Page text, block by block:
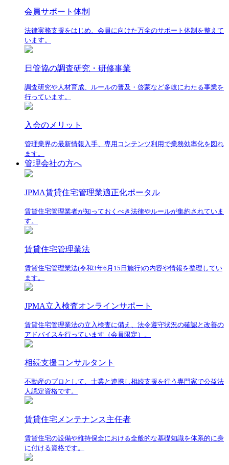
会員サポート体制
法律実務支援をはじめ、会員に向けた万全のサポート体制を整えて
います。
日管協の調査研究・研修事業
調査研究や人材育成、ルールの普及・啓蒙など多岐にわたる事業を
行っています。
入会のメリット
管理業界の最新情報入手、専用コンテンツ利用で業務効率化を図れ
ます。
管理会社の方へ
JPMA賃貸住宅管理業適正化ポータル
賃貸住宅管理業者が知っておくべき法律やルールが集約されていま
す。
賃貸住宅管理業法
賃貸住宅管理業法(令和3年6月15日施行)の内容や情報を整理してい
ます。
JPMA立入検査オンラインサポート
賃貸住宅管理業法の立入検査に備え、法令遵守状況の確認と改善の
アドバイスを行っています（会員限定）。
相続支援コンサルタント
不動産のプロとして、士業と連携し相続支援を行う専門家で公益法
人認定資格です。
賃貸住宅メンテナンス主任者
賃貸住宅の設備や維持保全における全般的な基礎知識を体系的に身
に付ける資格です。